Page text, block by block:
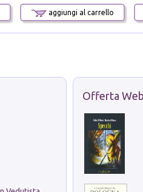
aggiungi al carrello
Offerta